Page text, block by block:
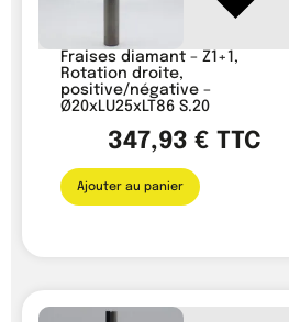
Fraises diamant – Z1+1,
Rotation droite,
positive/négative –
Ø20xLU25xLT86 S.20
347,93 € TTC
Ajouter au panier